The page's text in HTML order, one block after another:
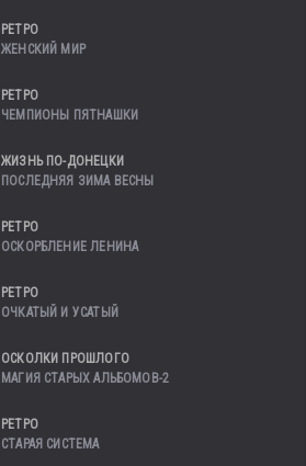
РЕТРО
ЖЕНСКИЙ МИР
РЕТРО
ЧЕМПИОНЫ ПЯТНАШКИ
ЖИЗНЬ ПО-ДОНЕЦКИ
ПОСЛЕДНЯЯ ЗИМА ВЕСНЫ
РЕТРО
ОСКОРБЛЕНИЕ ЛЕНИНА
РЕТРО
ОЧКАТЫЙ И УСАТЫЙ
ОСКОЛКИ ПРОШЛОГО
МАГИЯ СТАРЫХ АЛЬБОМОВ-2
РЕТРО
СТАРАЯ СИСТЕМА